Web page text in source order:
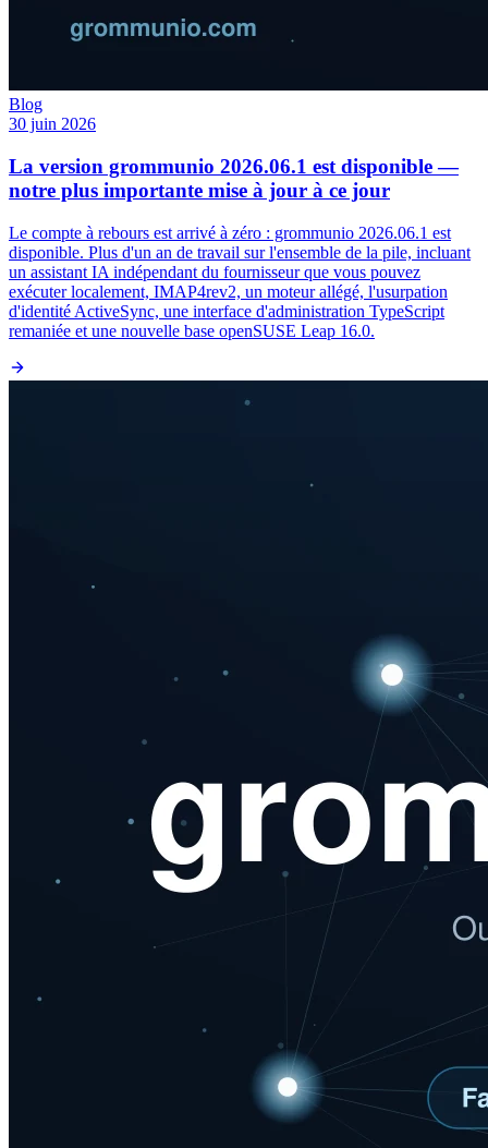
Blog
30 juin 2026
La version grommunio 2026.06.1 est disponible —
notre plus importante mise à jour à ce jour
Le compte à rebours est arrivé à zéro : grommunio 2026.06.1 est
disponible. Plus d'un an de travail sur l'ensemble de la pile, incluant
un assistant IA indépendant du fournisseur que vous pouvez
exécuter localement, IMAP4rev2, un moteur allégé, l'usurpation
d'identité ActiveSync, une interface d'administration TypeScript
remaniée et une nouvelle base openSUSE Leap 16.0.